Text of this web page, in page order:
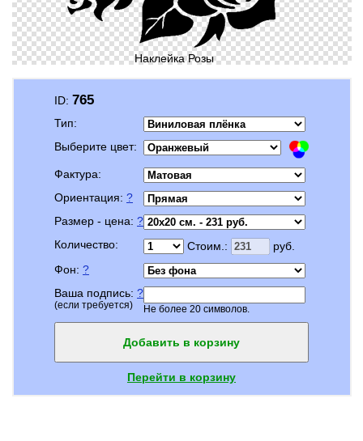
Наклейка Розы
ID: 765
Тип:
Выберите цвет:
Фактура:
Ориентация: ?
Размер - цена: ?
Количество:
Стоим.:
руб.
Фон: ?
Ваша подпись: ?
(если требуется) Не более 20 символов.
Добавить в корзину
Перейти в корзину